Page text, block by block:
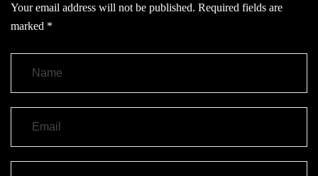
Your email address will not be published. Required fields are
marked *